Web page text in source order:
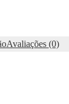
Avaliações (0)